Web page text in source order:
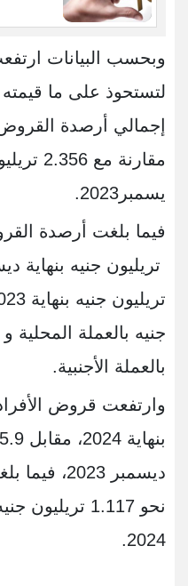
وبحسب البيانات
مقارنة
يسمبر2023.
بالعملة الأجنبية.
ديسمبر
نحو 1.117
2024.